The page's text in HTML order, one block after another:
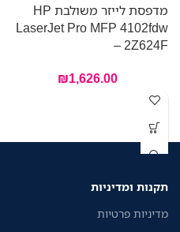
מדפסת לייזר משולבת HP
LaserJet Pro MFP 4102fdw
– 2Z624F
₪1,626.00
תקנות ומדיניות
מדיניות פרטיות